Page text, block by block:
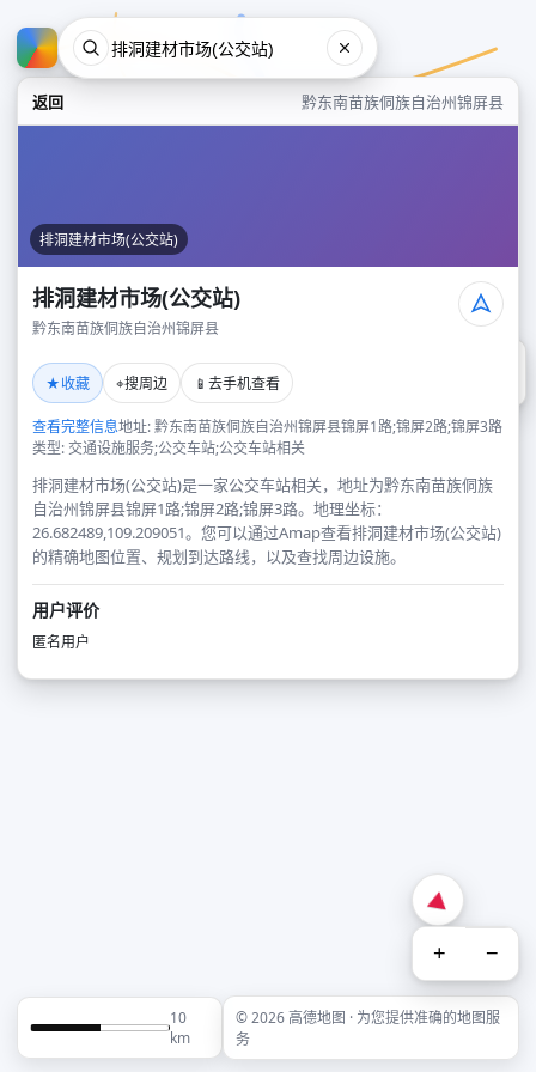
返回 黔东南苗族侗族自治州锦屏县
排洞建材市场(公交站)
排洞建材市场(公交站)
黔东南苗族侗族自治州锦屏县
★收藏 ⌖搜周边 📱 去手机查看
查看完整信息地址: 黔东南苗族侗族自治州锦屏县锦屏1路;锦屏2路;锦屏3路
类型: 交通设施服务;公交车站;公交车站相关
排洞建材市场(公交站)是一家公交车站相关，地址为黔东南苗族侗族
自治州锦屏县锦屏1路;锦屏2路;锦屏3路。地理坐标：
26.682489,109.209051。您可以通过Amap查看排洞建材市场(公交站)
的精确地图位置、规划到达路线，以及查找周边设施。
用户评价
匿名用户
+ −
10
km
© 2026 高德地图 · 为您提供准确的地图服
务